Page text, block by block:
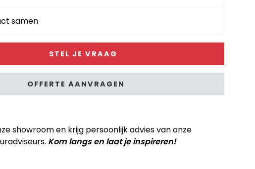
samen
STEL JE VRAAG
OFFERTE AANVRAGEN
showroom en krijg persoonlijk advies van onze
Kom langs en laat je inspireren!